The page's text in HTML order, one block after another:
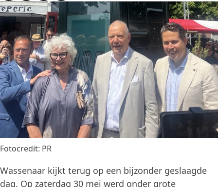
Fotocredit: PR
Wassenaar kijkt terug op een bijzonder geslaagde
dag. Op zaterdag 30 mei werd onder grote